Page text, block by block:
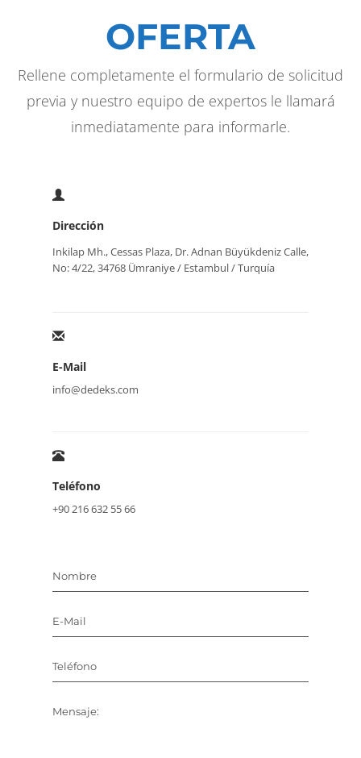
OFERTA
Rellene completamente el formulario de solicitud
previa y nuestro equipo de expertos le llamará
inmediatamente para informarle.
Dirección
Inkilap Mh., Cessas Plaza, Dr. Adnan Büyükdeniz Calle,
No: 4/22, 34768 Ümraniye / Estambul / Turquía
E-Mail
info@dedeks.com
Teléfono
+90 216 632 55 66
Nombre
E-Mail
Teléfono
Mensaje: